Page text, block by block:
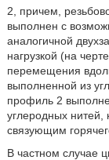
2, причем,
выполнен с
аналогичной
нагрузкой (на
перемещения
выполненной из
профиль 2
углеродных
связующим
В частном случае